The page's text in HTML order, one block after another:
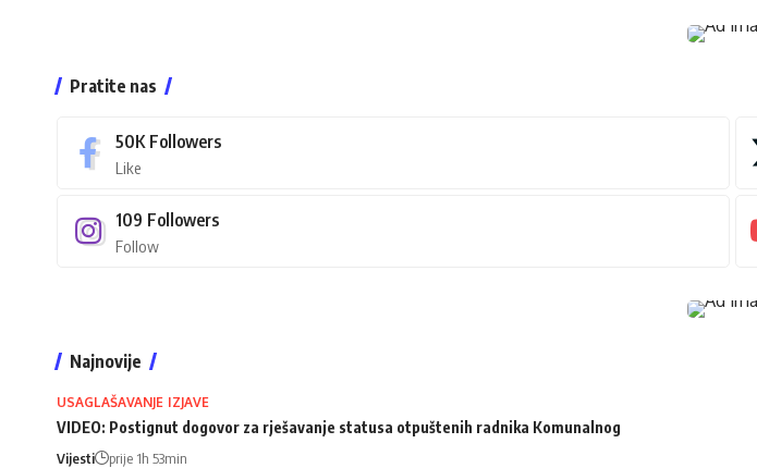
Pratite nas
50K Followers
Like
109 Followers
Follow
Najnovije
USAGLAŠAVANJE IZJAVE
VIDEO: Postignut dogovor za rješavanje statusa otpuštenih radnika Komunalnog
Vijesti prije 1h 53min